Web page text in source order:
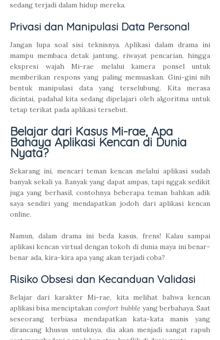
sedang terjadi dalam hidup mereka.
Privasi dan Manipulasi Data Personal
Jangan lupa soal sisi teknisnya. Aplikasi dalam drama ini
mampu membaca detak jantung, riwayat pencarian, hingga
ekspresi wajah Mi-rae melalui kamera ponsel untuk
memberikan respons yang paling memuaskan. Gini-gini nih
bentuk manipulasi data yang terselubung. Kita merasa
dicintai, padahal kita sedang dipelajari oleh algoritma untuk
tetap terikat pada aplikasi tersebut.
Belajar dari Kasus Mi-rae, Apa
Bahaya Aplikasi Kencan di Dunia
Nyata?
Sekarang ini, mencari teman kencan melalui aplikasi sudah
banyak sekali ya. Banyak yang dapat ampas, tapi nggak sedikit
juga yang berhasil, contohnya beberapa teman bahkan adik
saya sendiri yang mendapatkan jodoh dari aplikasi kencan
online.
Namun, dalam drama ini beda kasus, frens! Kalau sampai
aplikasi kencan virtual dengan tokoh di dunia maya ini benar-
benar ada, kira-kira apa yang akan terjadi coba?
Risiko Obsesi dan Kecanduan Validasi
Belajar dari karakter Mi-rae, kita melihat bahwa kencan
aplikasi bisa menciptakancomfort bubble yang berbahaya. Saat
seseorang terbiasa mendapatkan kata-kata manis yang
dirancang khusus untuknya, dia akan menjadi sangat rapuh